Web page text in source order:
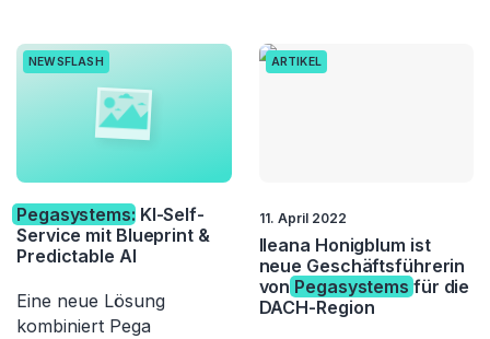
NEWSFLASH
Pegasystems: KI-Self-
Service mit Blueprint &
Predictable AI
Eine neue Lösung
kombiniert Pega
ARTIKEL
11. April 2022
Ileana Honigblum ist
neue Geschäftsführerin
von Pegasystems für die
DACH-Region